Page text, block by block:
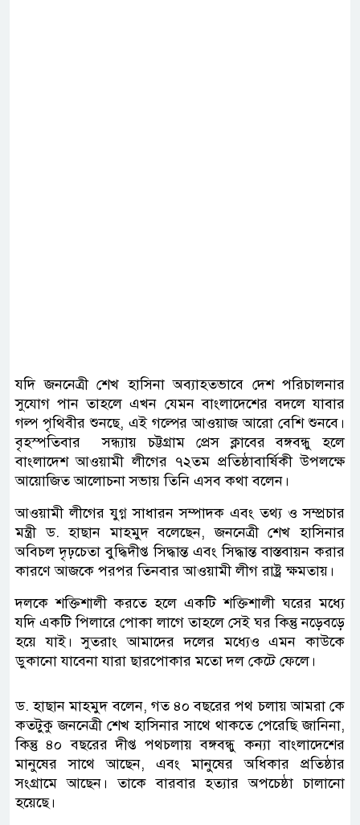
যদি জননেত্রী শেখ হাসিনা অব্যাহতভাবে দেশ পরিচালনার
সুযোগ পান তাহলে এখন যেমন বাংলাদেশের বদলে যাবার
গল্প পৃথিবীর শুনছে, এই গল্পের আওয়াজ আরো বেশি শুনবে।
বৃহস্পতিবার সন্ধ্যায় চট্টগ্রাম প্রেস ক্লাবের বঙ্গবন্ধু হলে
বাংলাদেশ আওয়ামী লীগের ৭২তম প্রতিষ্ঠাবার্ষিকী উপলক্ষে
আয়োজিত আলোচনা সভায় তিনি এসব কথা বলেন।
আওয়ামী লীগের যুগ্ন সাধারন সম্পাদক এবং তথ্য ও সম্প্রচার
মন্ত্রী ড. হাছান মাহমুদ বলেছেন, জননেত্রী শেখ হাসিনার
অবিচল দৃঢ়চেতা বুদ্ধিদীপ্ত সিদ্ধান্ত এবং সিদ্ধান্ত বাস্তবায়ন করার
কারণে আজকে পরপর তিনবার আওয়ামী লীগ রাষ্ট্র ক্ষমতায়।
দলকে শক্তিশালী করতে হলে একটি শক্তিশালী ঘরের মধ্যে
যদি একটি পিলারে পোকা লাগে তাহলে সেই ঘর কিন্তু নড়েবড়ে
হয়ে যাই। সুতরাং আমাদের দলের মধ্যেও এমন কাউকে
ডুকানো যাবেনা যারা ছারপোকার মতো দল কেটে ফেলে।
ড. হাছান মাহমুদ বলেন, গত ৪০ বছরের পথ চলায় আমরা কে
কতটুকু জননেত্রী শেখ হাসিনার সাথে থাকতে পেরেছি জানিনা,
কিন্তু ৪০ বছরের দীপ্ত পথচলায় বঙ্গবন্ধু কন্যা বাংলাদেশের
মানুষের সাথে আছেন, এবং মানুষের অধিকার প্রতিষ্ঠার
সংগ্রামে আছেন। তাকে বারবার হত্যার অপচেষ্ঠা চালানো
হয়েছে।